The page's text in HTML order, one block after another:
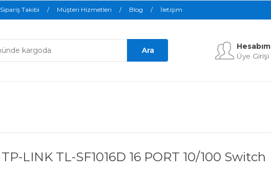
Sipariş Takibi Müşteri Hizmetleri Blog İletişim
Hesabım
Üye Girişi
TP-LINK TL-SF1016D 16 PORT 10/100 Switch